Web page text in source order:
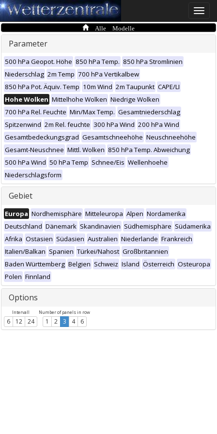
Toggle
Alle Modelle
Parameter
500 hPa Geopot. Höhe 850 hPa Temp. 850 hPa Stromlinien
Niederschlag 2m Temp 700 hPa Vertikalbew
850 hPa Pot. Äquiv. Temp 10m Wind 2m Taupunkt CAPE/LI
Hohe Wolken Mittelhohe Wolken Niedrige Wolken
700 hPa Rel. Feuchte Min/Max Temp. Gesamtniederschlag
Spitzenwind 2m Rel. feuchte 300 hPa Wind 200 hPa Wind
Gesamtbedeckungsgrad Gesamtschneehöhe Neuschneehöhe
Gesamt-Neuschnee Mittl. Wolken 850 hPa Temp. Abweichung
500 hPa Wind 50 hPa Temp Schnee/Eis Wellenhoehe
Niederschlagsform
Gebiet
Europa Nordhemisphäre Mitteleuropa Alpen Nordamerika
Deutschland Dänemark Skandinavien Südhemisphäre Südamerika
Afrika Ostasien Südasien Australien Niederlande Frankreich
Italien/Balkan Spanien Türkei/Nahost Großbritannien
Baden Württemberg Belgien Schweiz Island Österreich Osteuropa
Polen Finnland
Options
Intervall
6 12 24
Number of panels in row
1 2 3 4 6